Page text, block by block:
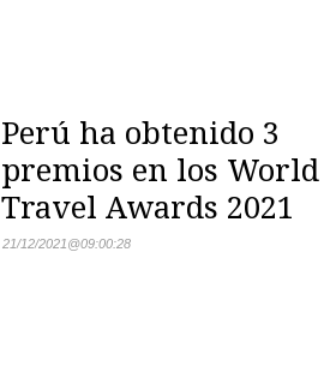
Perú ha obtenido 3
premios en los World
Travel Awards 2021
21/12/2021@09:00:28